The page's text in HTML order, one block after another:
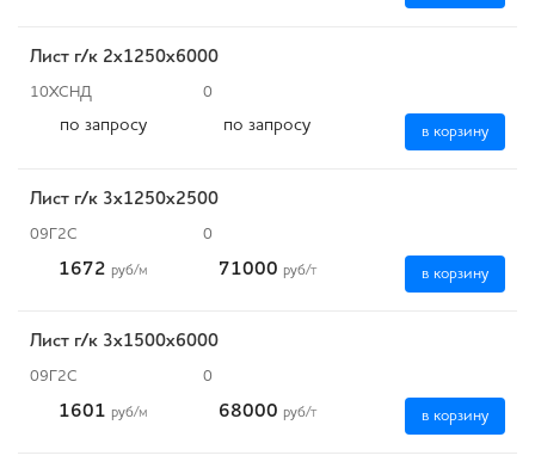
Лист г/к 2х1250х6000
10ХСНД 0
по запросу по запросу в корзину
Лист г/к 3х1250х2500
09Г2С 0
1672 руб/м 71000 руб/т в корзину
Лист г/к 3х1500х6000
09Г2С 0
1601 руб/м 68000 руб/т в корзину